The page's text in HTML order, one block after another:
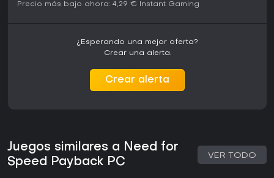
Precio más bajo ahora: 4,29 € Instant Gaming
¿Esperando una mejor oferta?
Crear una alerta.
Crear alerta
Juegos similares a Need for
Speed Payback PC
VER TODO